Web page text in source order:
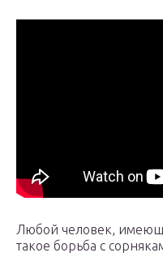
Любой человек,
такое борьба с